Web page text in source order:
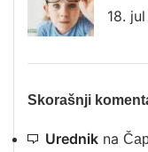
18.
Skorašnji
Urednik na